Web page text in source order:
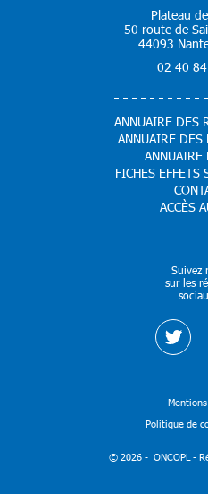
Plateau
50 route de
44093
02 40
ANNUAIRE DES
ANNUAIRE DES
ANNUAIRE
FICHES EFFETS
ACCÈS
Suivez
sur les
Politique de
© 2026 - ONCOPL -